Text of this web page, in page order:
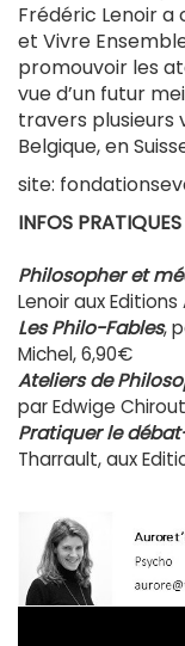
Frédéric Lenoir a
et Vivre
promouvoir les
vue d’un futur
travers plusieurs
Belgique, en
site:
INFOS PRATIQUES
Philosopher et
Lenoir aux Editions
Les Philo-Fables,
Michel, 6,90€
Ateliers de
par Edwige
Pratiquer le
Tharrault,aux